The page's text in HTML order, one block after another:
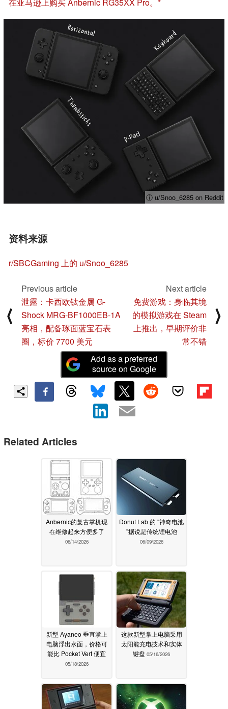
ⓘ u/Snoo_6285 on Reddit
资料来源
r/SBCGaming 上的 u/Snoo_6285
⟨
Previous article
泄露：卡西欧钛金属 G-
Shock MRG-BF1000EB-1A
亮相，配备琢面蓝宝石表
圈，标价 7700 美元
Next article
免费游戏：身临其境
的模拟游戏在 Steam
上推出，早期评价非
常不错
⟩
Add as a preferred
source on Google
Related Articles
Anbernic的复古掌机现
在维修起来方便多了
06/14/2026
Donut Lab 的 "神奇电池
"据说是传统锂电池
06/09/2026
新型 Ayaneo 垂直掌上
电脑浮出水面，价格可
能比 Pocket Vert 便宜
05/18/2026
这款新型掌上电脑采用
太阳能充电技术和实体
键盘 05/16/2026